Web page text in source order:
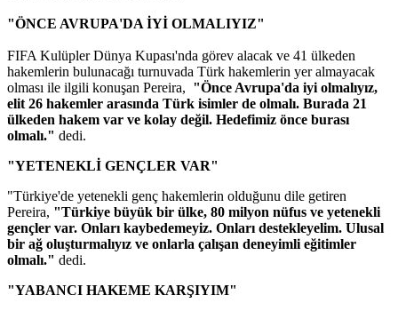
"ÖNCE AVRUPA'DA İYİ OLMALIYIZ"
FIFA Kulüpler Dünya Kupası'nda görev alacak ve 41 ülkeden
hakemlerin bulunacağı turnuvada Türk hakemlerin yer almayacak
olması ile ilgili konuşan Pereira, "Önce Avrupa'da iyi olmalıyız,
elit 26 hakemler arasında Türk isimler de olmalı. Burada 21
ülkeden hakem var ve kolay değil. Hedefimiz önce burası
olmalı." dedi.
"YETENEKLİ GENÇLER VAR"
"Türkiye'de yetenekli genç hakemlerin olduğunu dile getiren
Pereira, "Türkiye büyük bir ülke, 80 milyon nüfus ve yetenekli
gençler var. Onları kaybedemeyiz. Onları destekleyelim. Ulusal
bir ağ oluşturmalıyız ve onlarla çalışan deneyimli eğitimler
olmalı." dedi.
"YABANCI HAKEME KARŞIYIM"